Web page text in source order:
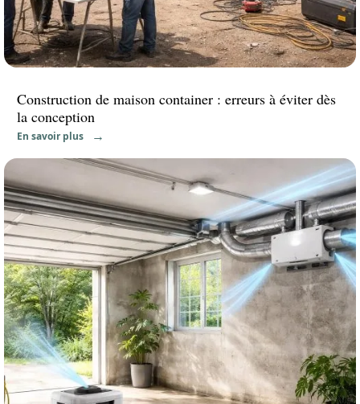
Construction de maison container : erreurs à éviter dès
la conception
En savoir plus